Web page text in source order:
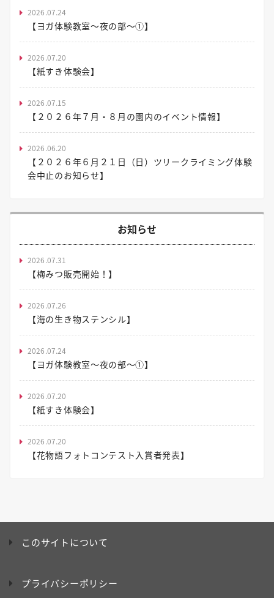
2026.07.24
【ヨガ体験教室～夜の部～①】
2026.07.20
【紙すき体験会】
2026.07.15
【２０２６年７月・８月の園内のイベント情報】
2026.06.20
【２０２６年６月２１日（日）ツリークライミング体験
会中止のお知らせ】
お知らせ
2026.07.31
【梅みつ販売開始！】
2026.07.26
【海の生き物ステンシル】
2026.07.24
【ヨガ体験教室～夜の部～①】
2026.07.20
【紙すき体験会】
2026.07.20
【花物語フォトコンテスト入賞者発表】
このサイトについて
プライバシーポリシー